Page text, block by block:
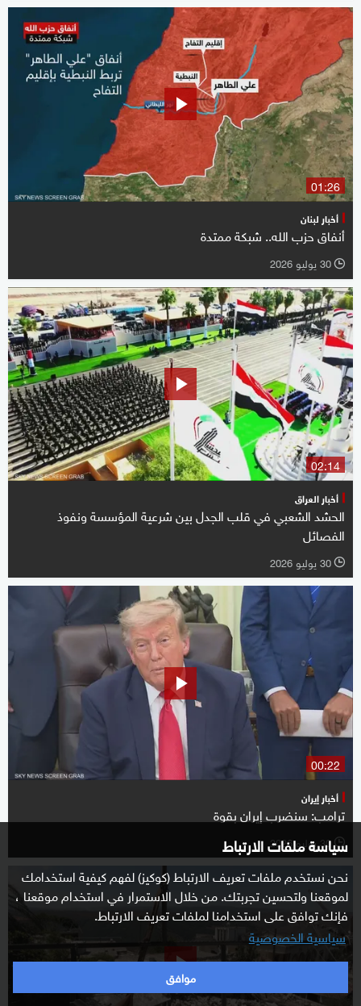
سياسة ملفات الارتباط
نحن نستخدم ملفات تعريف الارتباط (كوكيز) لفهم كيفية استخدامك
لموقعنا ولتحسين تجربتك. من خلال الاستمرار في استخدام موقعنا ،
فإنك توافق على استخدامنا لملفات تعريف الارتباط.
سياسية الخصوصية
موافق
01:26
أخبار لبنان
أنفاق حزب الله.. شبكة ممتدة
l 30 يوليو 2026
02:14
أخبار العراق
الحشد الشعبي في قلب الجدل بين شرعية المؤسسة ونفوذ
الفصائل
l 30 يوليو 2026
00:22
أخبار إيران
ترامب: سنضرب إيران بقوة
l 30 يوليو 2026